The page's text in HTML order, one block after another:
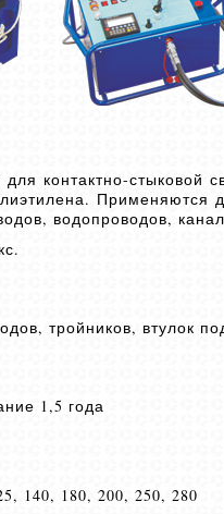
контактно-
Применяются
водопроводов,
тройников, втулок
1,5 года
140, 180, 200, 250, 280